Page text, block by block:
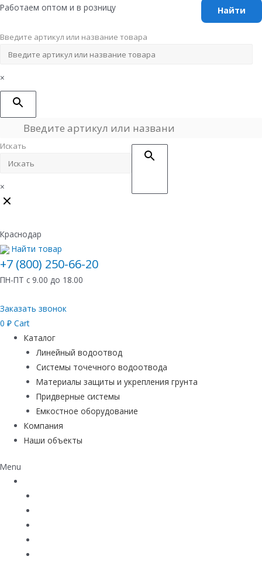
Перейти
содержимому
Работаем оптом и в розницу
Введите артикул или название товара
×
Искать
×
Краснодар
Найти товар
+7 (800) 250-66-20
ПН-ПТ с 9.00 до 18.00
Заказать звонок
0 ₽ Cart
Каталог
Линейный водоотвод
Системы точечного водоотвода
Материалы защиты и укрепления грунта
Придверные системы
Емкостное оборудование
Компания
Наши объекты
Menu